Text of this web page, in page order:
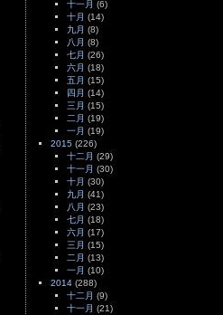
十一月 (6)
十月 (14)
九月 (8)
八月 (8)
七月 (26)
六月 (18)
五月 (15)
四月 (14)
三月 (15)
二月 (19)
一月 (19)
2015(226)
十二月 (29)
十一月 (30)
十月 (30)
九月 (41)
八月 (23)
七月 (18)
六月 (17)
三月 (15)
二月 (13)
一月 (10)
2014(288)
十二月 (9)
十一月 (21)